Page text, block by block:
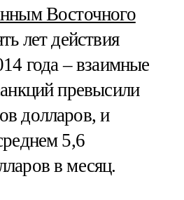
Восточного
лет действия
года – взаимные
превысили
долларов, и
5,6
в месяц.